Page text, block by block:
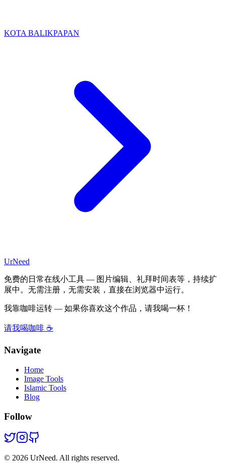
KOTA BALIKPAPAN
UrNeed
免费的日常在线小工具 — 图片编辑、礼拜时间表等，持续扩
展中。无需注册，无需安装，直接在浏览器中运行。
我靠咖啡运转 — 如果你喜欢这个作品，请我喝一杯！
请我喝咖啡 ☕
Navigate
Home
Image Tools
Islamic Tools
Blog
Follow
© 2026 UrNeed. All rights reserved.